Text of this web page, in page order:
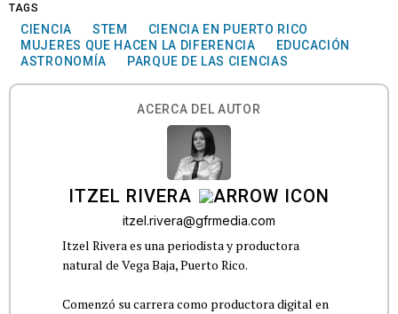
TAGS
CIENCIA STEM
CIENCIA EN PUERTO RICO
MUJERES QUE HACEN LA DIFERENCIA
EDUCACIÓN
ASTRONOMÍA
PARQUE DE LAS CIENCIAS
ACERCA DEL AUTOR
ITZEL RIVERA
itzel.rivera@gfrmedia.com
Itzel Rivera es una periodista y productora
natural de Vega Baja, Puerto Rico.
Comenzó su carrera como productora digital en